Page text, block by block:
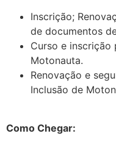
Inscrição;
de documentos
Curso e inscrição
Motonauta.
Renovação e
Inclusão de
Como Chegar: